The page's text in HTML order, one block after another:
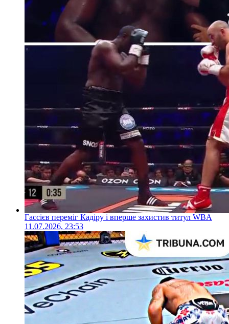
Гассієв переміг Кадіру і вперше захистив титул WBA
11.07.2026, 23:53